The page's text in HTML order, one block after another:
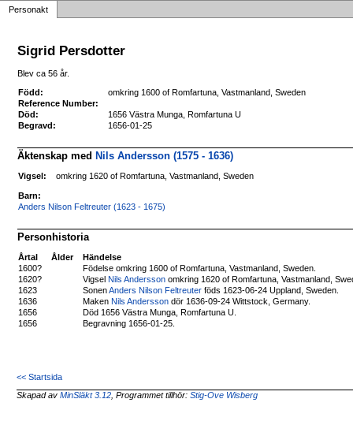
Personakt
Sigrid Persdotter
Blev ca 56 år.
Född:
omkring 1600 of Romfartuna, Vastmanland, Sweden
Reference Number:
Död:
1656 Västra Munga, Romfartuna U
Begravd:
1656-01-25
Äktenskap med Nils Andersson (1575 - 1636)
Vigsel: omkring 1620 of Romfartuna, Vastmanland, Sweden
Barn:
Anders Nilson Feltreuter (1623 - 1675)
Personhistoria
Årtal Ålder
Händelse
1600?
Födelse omkring 1600 of Romfartuna, Vastmanland, Sweden.
1620?
Vigsel Nils Andersson omkring 1620 of Romfartuna, Vastmanland,
1623
SonenAnders Nilson Feltreuter föds 1623-06-24 Uppland, Sweden.
1636
Maken Nils Andersson dör 1636-09-24 Wittstock, Germany.
1656
Död 1656 Västra Munga, Romfartuna U.
1656
Begravning 1656-01-25.
<< Startsida
Skapad avMinSläkt 3.12 , Programmet tillhör:Stig-Ove Wisberg